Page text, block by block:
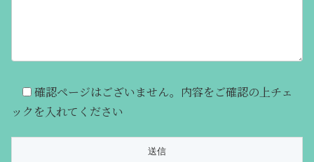
確認ページはございません。内容をご確認の上チェ
ックを入れてください